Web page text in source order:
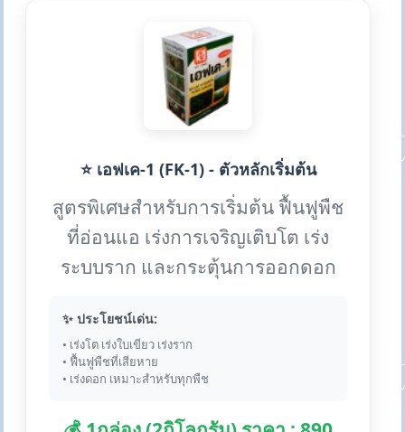
⭐ เอฟเค-1 (FK-1) - ตัวหลักเริ่มต้น
สูตรพิเศษสำหรับการเริ่มต้น ฟื้นฟูพืช
ที่อ่อนแอ เร่งการเจริญเติบโต เร่ง
ระบบราก และกระตุ้นการออกดอก
✨ ประโยชน์เด่น:
• เร่งโต เร่งใบเขียว เร่งราก
• ฟื้นฟูพืชที่เสียหาย
• เร่งดอก เหมาะสำหรับทุกพืช